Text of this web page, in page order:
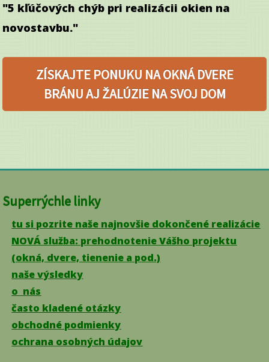
"5 kľúčových chýb pri realizácii okien na
novostavbu."
ZÍSKAJTE PONUKU NA OKNÁ DVERE
BRÁNU AJ ŽALÚZIE NA SVOJ DOM
Superrýchle linky
tu si pozrite naše najnovšie dokončené realizácie
NOVÁ služba: prehodnotenie Vášho projektu
(okná, dvere, tienenie a pod.)
naše výsledky
o nás
často kladené otázky
obchodné podmienky
ochrana osobných údajov